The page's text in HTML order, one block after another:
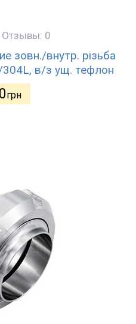
Отзывы: 0
зовн./внутр. різьба
в/з ущ. тефлон
грн